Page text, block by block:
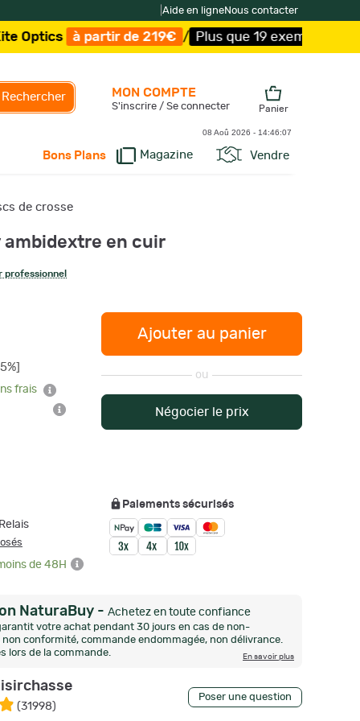
Aide en ligneNous contacter
de 219€ / Plus que 19 exemplaires ! /Livraison
Rechercher
Bons Plans Magazine Vendre
MON COMPTE
S'inscrire / Se connecter Panier
08 Aoû 2026 - 14:46:08
de crosse
ambidextre en cuir
professionnel
frais
Ajouter au panier
ou
Négocier le prix
de 48H
Paiements sécurisés
NaturaBuy - Achetez en toute confiance
votre achat pendant 30 jours en cas de non-
conformité, commande endommagée, non délivrance.
lors de la commande.
En savoir plus
(31998)
Poser une question